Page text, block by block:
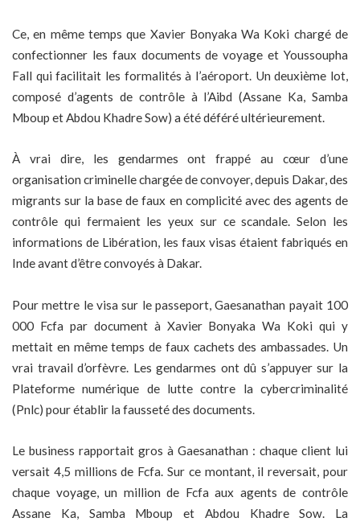
Ce, en même temps que Xavier Bonyaka Wa Koki chargé de
confectionner les faux documents de voyage et Youssoupha
Fall qui facilitait les formalités à l’aéroport. Un deuxième lot,
composé d’agents de contrôle à l’Aibd (Assane Ka, Samba
Mboup et Abdou Khadre Sow) a été déféré ultérieurement.
À vrai dire, les gendarmes ont frappé au cœur d’une
organisation criminelle chargée de convoyer, depuis Dakar, des
migrants sur la base de faux en complicité avec des agents de
contrôle qui fermaient les yeux sur ce scandale. Selon les
informations de Libération, les faux visas étaient fabriqués en
Inde avant d’être convoyés à Dakar.
Pour mettre le visa sur le passeport, Gaesanathan payait 100
000 Fcfa par document à Xavier Bonyaka Wa Koki qui y
mettait en même temps de faux cachets des ambassades. Un
vrai travail d’orfèvre. Les gendarmes ont dû s’appuyer sur la
Plateforme numérique de lutte contre la cybercriminalité
(Pnlc) pour établir la fausseté des documents.
Le business rapportait gros à Gaesanathan : chaque client lui
versait 4,5 millions de Fcfa. Sur ce montant, il reversait, pour
chaque voyage, un million de Fcfa aux agents de contrôle
Assane Ka, Samba Mboup et Abdou Khadre Sow. La